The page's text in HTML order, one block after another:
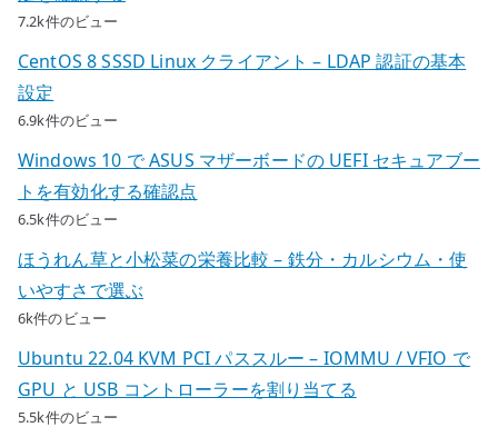
7.2k件のビュー
CentOS 8 SSSD Linux クライアント – LDAP 認証の基本
設定
6.9k件のビュー
Windows 10 で ASUS マザーボードの UEFI セキュアブー
トを有効化する確認点
6.5k件のビュー
ほうれん草と小松菜の栄養比較 – 鉄分・カルシウム・使
いやすさで選ぶ
6k件のビュー
Ubuntu 22.04 KVM PCI パススルー – IOMMU / VFIO で
GPU と USB コントローラーを割り当てる
5.5k件のビュー